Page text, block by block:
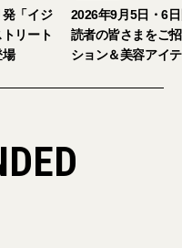
発「イジ
リート
場
2026年9月5日・6
読者の皆さまをご
ション＆美容アイ